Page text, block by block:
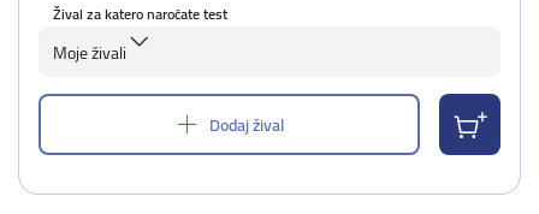
Žival za katero naročate test
Moje živali
Dodaj žival